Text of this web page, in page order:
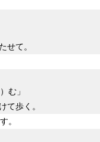
せて。
む」
て歩く。
。